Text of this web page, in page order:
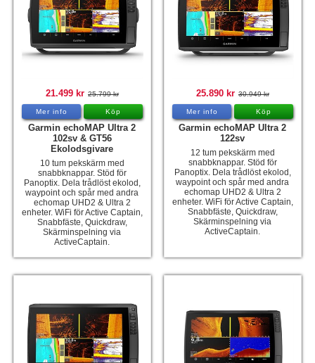
21.499 kr 25.799 kr
Mer info Köp
Garmin echoMAP Ultra 2
102sv & GT56
Ekolodsgivare
10 tum pekskärm med
snabbknappar. Stöd för
Panoptix. Dela trådlöst ekolod,
waypoint och spår med andra
echomap UHD2 & Ultra 2
enheter. WiFi för Active Captain,
Snabbfäste, Quickdraw,
Skärminspelning via
ActiveCaptain.
25.890 kr 30.949 kr
Mer info Köp
Garmin echoMAP Ultra 2
122sv
12 tum pekskärm med
snabbknappar. Stöd för
Panoptix. Dela trådlöst ekolod,
waypoint och spår med andra
echomap UHD2 & Ultra 2
enheter. WiFi för Active Captain,
Snabbfäste, Quickdraw,
Skärminspelning via
ActiveCaptain.